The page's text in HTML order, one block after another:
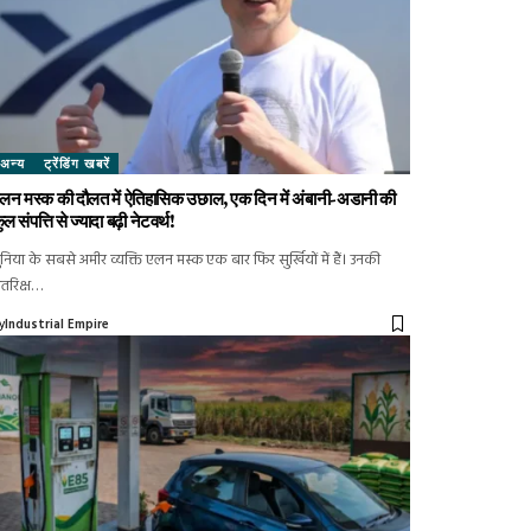
अन्य ट्रेंडिंग खबरें
मस्क की दौलत में ऐतिहासिक उछाल, एक दिन में अंबानी-अडानी की
संपत्ति से ज्यादा बढ़ी नेटवर्थ!
के सबसे अमीर व्यक्ति एलन मस्क एक बार फिर सुर्खियों में हैं। उनकी
Industrial Empire